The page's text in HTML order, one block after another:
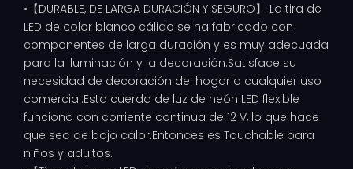
•【DURABLE, DE LARGA DURACIÓN Y SEGURO】 La tira de
LED de color blanco cálido se ha fabricado con
componentes de larga duración y es muy adecuada
para la iluminación y la decoración.Satisface su
necesidad de decoración del hogar o cualquier uso
comercial.Esta cuerda de luz de neón LED flexible
funciona con corriente continua de 12 V, lo que hace
que sea de bajo calor.Entonces es Touchable para
niños y adultos.